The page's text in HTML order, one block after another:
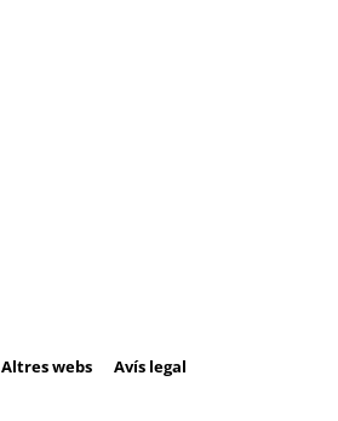
Altres webs Avís legal